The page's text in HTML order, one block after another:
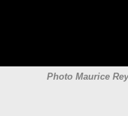
Photo Maurice